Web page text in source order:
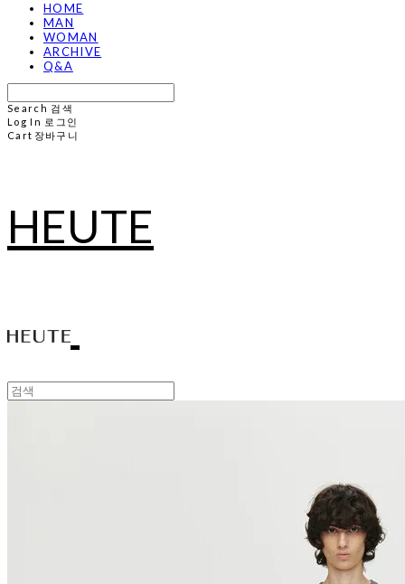
HOME
MAN
WOMAN
ARCHIVE
Q&A
Search 검색
Log In 로그인
Cart 장바구니
HEUTE